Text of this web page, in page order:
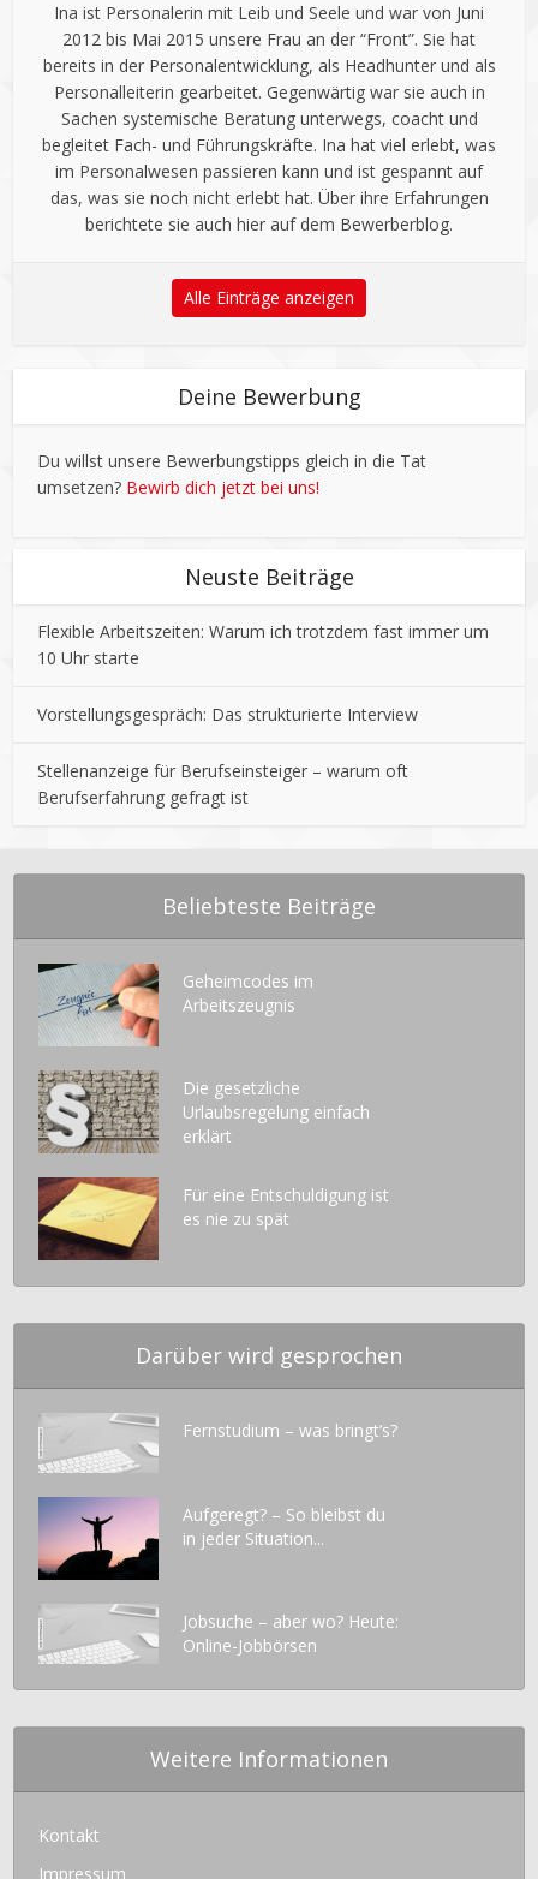
Ina ist Personalerin mit Leib und Seele und war von Juni
2012 bis Mai 2015 unsere Frau an der “Front”. Sie hat
bereits in der Personalentwicklung, als Headhunter und als
Personalleiterin gearbeitet. Gegenwärtig war sie auch in
Sachen systemische Beratung unterwegs, coacht und
begleitet Fach- und Führungskräfte. Ina hat viel erlebt, was
im Personalwesen passieren kann und ist gespannt auf
das, was sie noch nicht erlebt hat. Über ihre Erfahrungen
berichtete sie auch hier auf dem Bewerberblog.
Alle Einträge anzeigen
Deine Bewerbung
Du willst unsere Bewerbungstipps gleich in die Tat
umsetzen? Bewirb dich jetzt bei uns!
Neuste Beiträge
Flexible Arbeitszeiten: Warum ich trotzdem fast immer um
10 Uhr starte
Vorstellungsgespräch: Das strukturierte Interview
Stellenanzeige für Berufseinsteiger – warum oft
Berufserfahrung gefragt ist
Beliebteste Beiträge
Geheimcodes im
Arbeitszeugnis
Die gesetzliche
Urlaubsregelung einfach
erklärt
Für eine Entschuldigung ist
es nie zu spät
Darüber wird gesprochen
Fernstudium – was bringt’s?
Aufgeregt? – So bleibst du
in jeder Situation...
Jobsuche – aber wo? Heute:
Online-Jobbörsen
Weitere Informationen
Kontakt
Impressum